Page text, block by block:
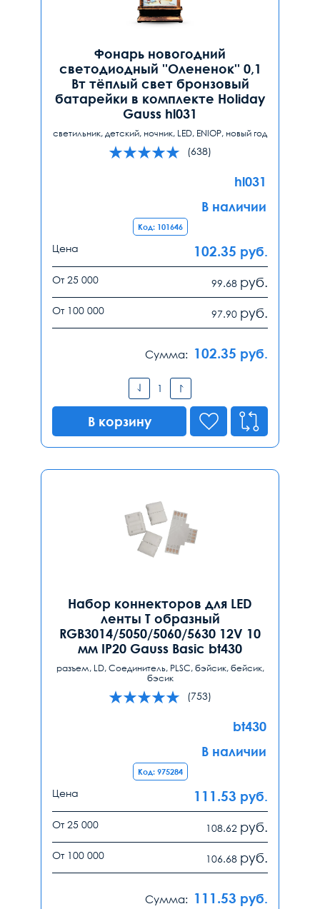
Фонарь новогодний
светодиодный ''Олененок'' 0,1
Вт тёплый свет бронзовый
батарейки в комплекте Holiday
Gauss hl031
светильник, детский, ночник, LED, ENIOP, новый год
(638)
hl031
В наличии
Код: 101646
Цена 102.35 руб.
От 25 000 99.68 руб.
От 100 000 97.90 руб.
Сумма: 102.35 руб.
В корзину
Набор коннекторов для LED
ленты Т образный
RGB3014/5050/5060/5630 12V 10
мм IP20 Gauss Basic bt430
разъем, LD, Соединитель, PLSC, бэйсик, бейсик,
бэсик
(753)
bt430
В наличии
Код: 975284
Цена 111.53 руб.
От 25 000 108.62 руб.
От 100 000 106.68 руб.
Сумма: 111.53 руб.